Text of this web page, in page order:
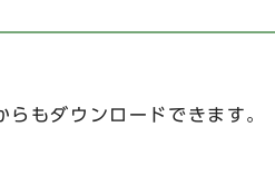
もダウンロードできます。